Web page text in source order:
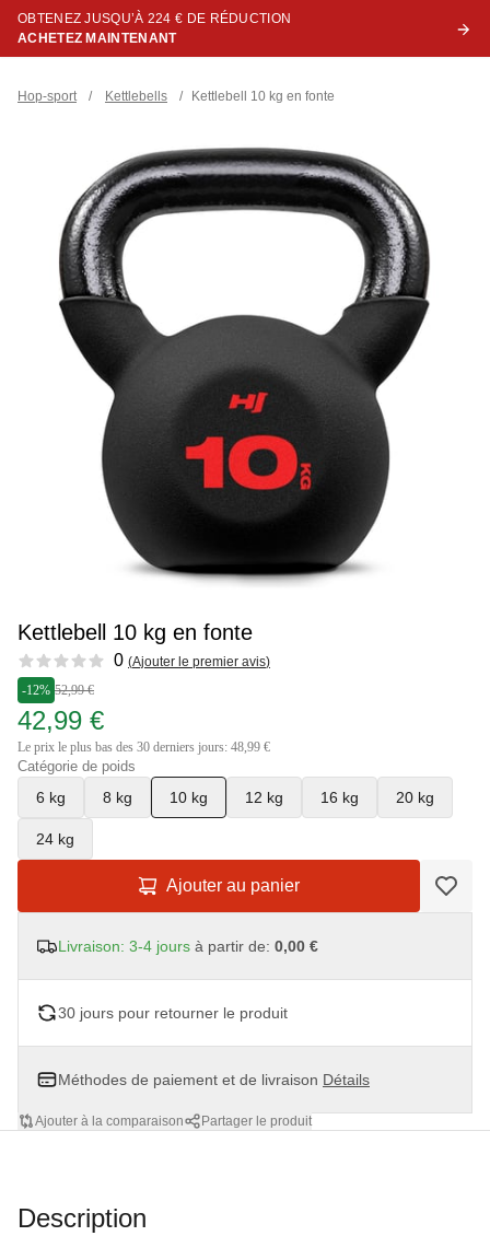
OBTENEZ JUSQU’À 224 € DE RÉDUCTION
ACHETEZ MAINTENANT
Hop-sport / Kettlebells / Kettlebell 10 kg en fonte
Kettlebell 10 kg en fonte
Reviews 0 (Ajouter le premier avis)
-12% 52,99 €
42,99 €
Le prix le plus bas des 30 derniers jours: 48,99 €
Catégorie de poids
6 kg 8 kg 10 kg 12 kg 16 kg 20 kg
24 kg
Ajouter au panier
Livraison: 3-4 jours à partir de: 0,00 €
30 jours pour retourner le produit
Méthodes de paiement et de livraison Détails
Ajouter à la comparaison Partager le produit
Description